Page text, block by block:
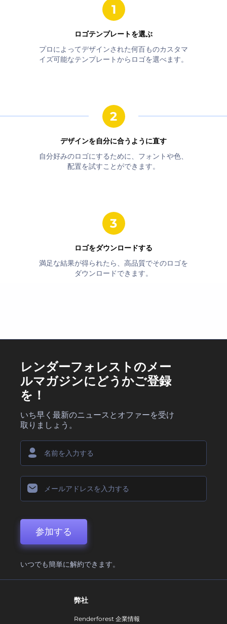
ロゴテンプレートを選ぶ
プロによってデザインされた何百ものカスタマ
イズ可能なテンプレートからロゴを選べます。
デザインを自分に合うように直す
自分好みのロゴにするために、フォントや色、
配置を試すことができます。
ロゴをダウンロードする
満足な結果が得られたら、高品質でそのロゴを
ダウンロードできます。
レンダーフォレストのメー
ルマガジンにどうかご登録
を！
いち早く最新のニュースとオファーを受け
取りましょう。
参加する
いつでも簡単に解約できます。
弊社
Renderforest 企業情報